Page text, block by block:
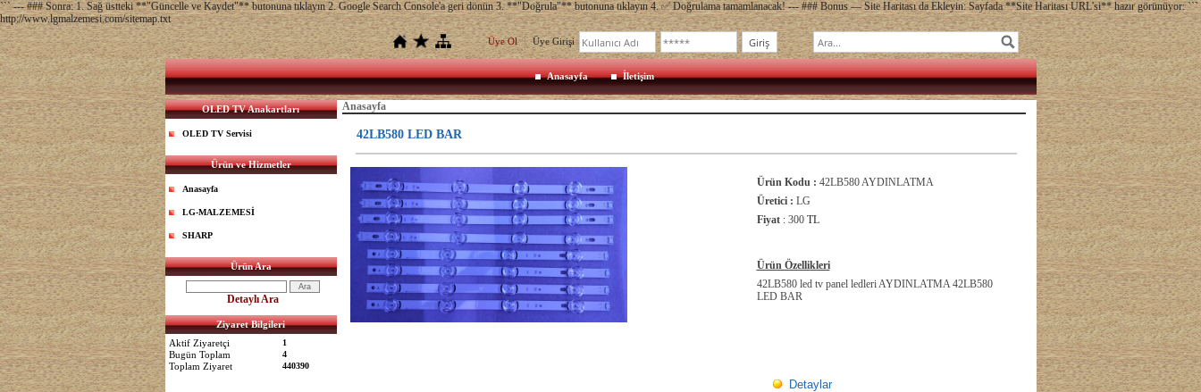
``` --- ### Sonra: 1. Sağ üstteki **"Güncelle ve Kaydet"** butonuna tıklayın 2. Google Search Console'a geri dönün 3. **"Doğrula"** butonuna tıklayın 4. ✅ Doğrulama tamamlanacak! --- ### Bonus — Site Haritası da Ekleyin: Sayfada **Site Haritası URL'si** hazır görünüyor: ```
http://www.lgmalzemesi.com/sitemap.txt
Üye Ol Üye Girişi
Anasayfa İletişim
OLED TV Anakartları
OLED TV Servisi
Ürün ve Hizmetler
Anasayfa
LG-MALZEMESİ
SHARP
Ürün Ara
Detaylı Ara
Ziyaret Bilgileri
Aktif Ziyaretçi
1
Bugün Toplam 4
Toplam Ziyaret 440390
Anasayfa
42LB580 LED BAR
Ürün Kodu : 42LB580 AYDINLATMA
Üretici : LG
Fiyat: 300 TL
Ürün Özellikleri
42LB580 led tv panel ledleri AYDINLATMA 42LB580
LED BAR
Detaylar